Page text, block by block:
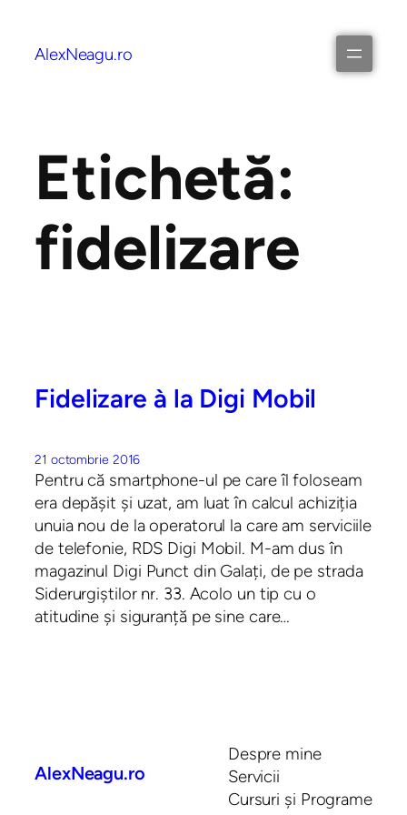
AlexNeagu.ro
Etichetă:
fidelizare
Fidelizare à la Digi Mobil
21 octombrie 2016
Pentru că smartphone-ul pe care îl foloseam
era depășit și uzat, am luat în calcul achiziția
unuia nou de la operatorul la care am serviciile
de telefonie, RDS Digi Mobil. M-am dus în
magazinul Digi Punct din Galați, de pe strada
Siderurgiștilor nr. 33. Acolo un tip cu o
atitudine și siguranță pe sine care…
AlexNeagu.ro
Despre mine
Servicii
Cursuri și Programe